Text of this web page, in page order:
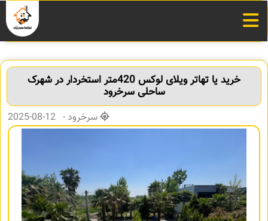
خرید یا تهاتر ویلای لوکس 420متر استخردار در شهرک
ساحلی سرخرود
سرخرود - 12-08-2025